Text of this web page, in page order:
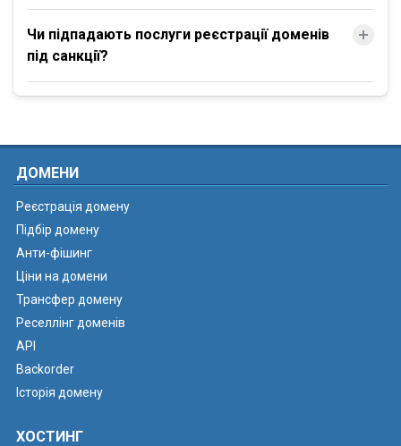
Чи підпадають послуги реєстрації доменів
під санкції?
ДОМЕНИ
Реєстрація домену
Підбір домену
Анти-фішинг
Ціни на домени
Трансфер домену
Реселлінг доменів
API
Backorder
Історія домену
ХОСТИНГ